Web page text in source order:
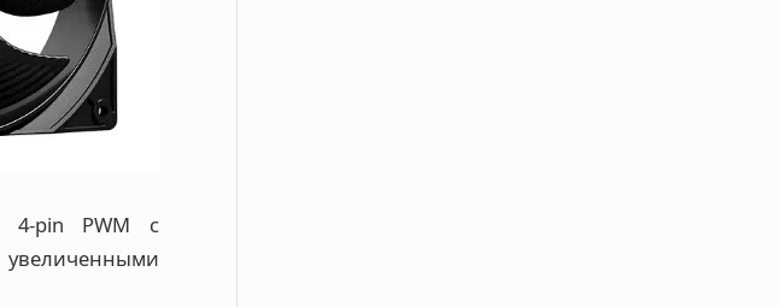
4-pin PWM с